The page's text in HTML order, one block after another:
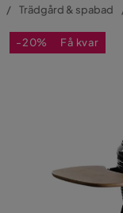
Trädgård & spabad
-20% Få kvar